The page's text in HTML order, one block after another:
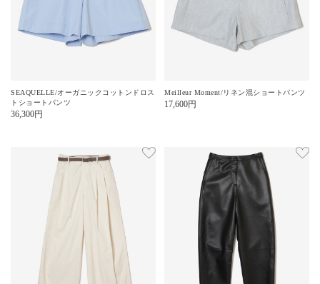
SEAQUELLE/オーガニックコットンドロス
トショートパンツ
36,300円
Meilleur Moment/リネン混ショートパンツ
17,600円